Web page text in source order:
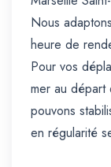
Nous
heure de
Pour vos
mer au départ
pouvons
en régularité